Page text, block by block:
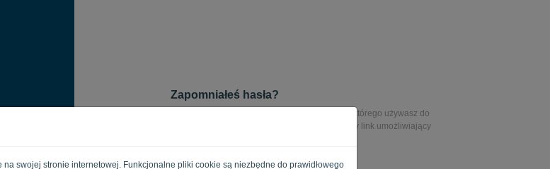
swojej stronie internetowej. Funkcjonalne pliki cookie są niezbędne do prawidłowego
Zapomniałeś hasła?
Aby zresetować hasło, wprowadź adres e-mail, którego używasz do
logowania. Na ten adres e-mail zostanie wysłany link umożliwiający
E-mail